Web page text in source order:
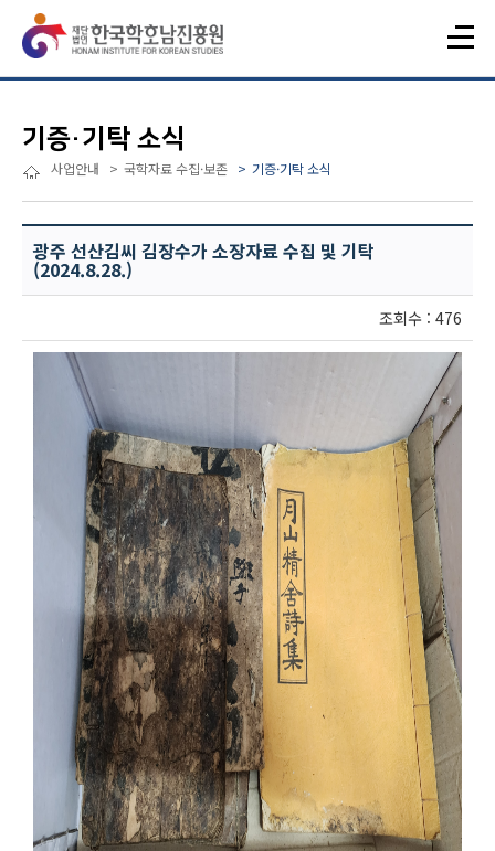
기증·기탁 소식
사업안내 국학자료 수집·보존 기증·기탁 소식
광주 선산김씨 김장수가 소장자료 수집 및 기탁
(2024.8.28.)
조회수 : 476